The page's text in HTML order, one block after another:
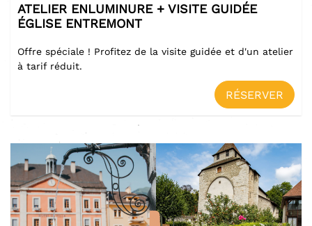
ATELIER ENLUMINURE + VISITE GUIDÉE
ÉGLISE ENTREMONT
Offre spéciale ! Profitez de la visite guidée et d'un atelier
à tarif réduit.
RÉSERVER